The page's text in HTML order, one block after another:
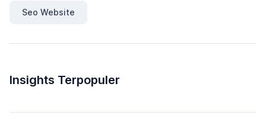
Seo Website
Insights Terpopuler